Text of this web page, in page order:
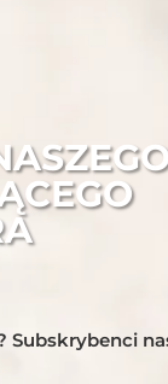
Subskrybenci